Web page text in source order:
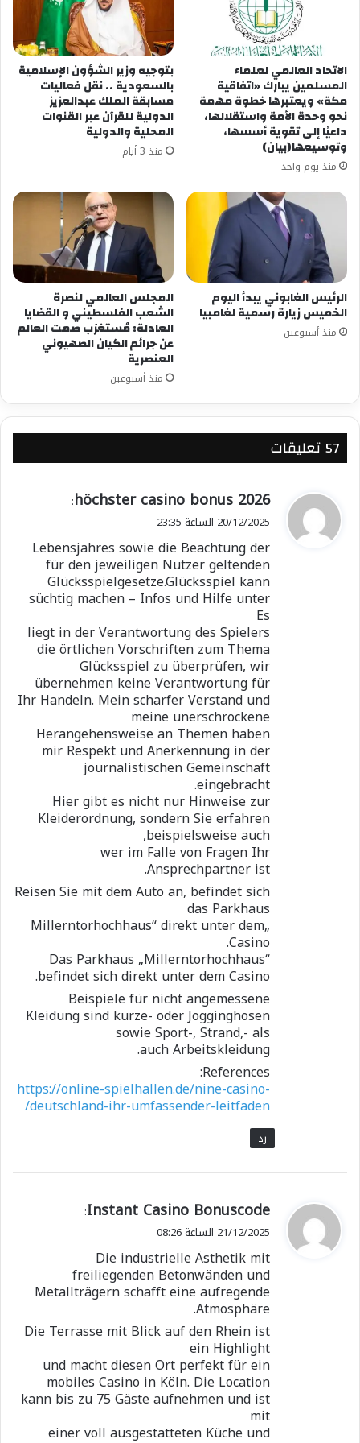
الاتحاد العالمي لعلماء
المسلمين يبارك «اتفاقية
مكة» ويعتبرها خطوة مهمة
نحو وحدة الأمة واستقلالها،
داعيًا إلى تقوية أسسها،
وتوسيعها(بيان)
منذ يوم واحد
بتوجيه وزير الشؤون الإسلامية
بالسعودية .. نقل فعاليات
مسابقة الملك عبدالعزيز
الدولية للقرآن عبر القنوات
المحلية والدولية
منذ 3 أيام
الرئيس الغابوني يبدأ اليوم
الخميس زيارة رسمية لغامبيا
منذ أسبوعين
المجلس العالمي لنصرة
الشعب الفلسطيني و القضايا
العادلة: مُستغرَب صمت العالم
عن جرائم الكيان الصهيوني
العنصرية
منذ أسبوعين
‫57 تعليقات
ي
ق
ل
höchster casino bonus 2026
:
20/12/2025 الساعة 23:35
Lebensjahres sowie die Beachtung der
für den jeweiligen Nutzer geltenden
Glücksspielgesetze.Glücksspiel kann
süchtig machen – Infos und Hilfe unter
Es
liegt in der Verantwortung des Spielers
die örtlichen Vorschriften zum Thema
Glücksspiel zu überprüfen, wir
übernehmen keine Verantwortung für
Ihr Handeln. Mein scharfer Verstand und
meine unerschrockene
Herangehensweise an Themen haben
mir Respekt und Anerkennung in der
journalistischen Gemeinschaft
eingebracht.
Hier gibt es nicht nur Hinweise zur
Kleiderordnung, sondern Sie erfahren
beispielsweise auch,
wer im Falle von Fragen Ihr
Ansprechpartner ist.
Reisen Sie mit dem Auto an, befindet sich
das Parkhaus
„Millerntorhochhaus“ direkt unter dem
Casino.
Das Parkhaus „Millerntorhochhaus“
befindet sich direkt unter dem Casino.
Beispiele für nicht angemessene
Kleidung sind kurze- oder Jogginghosen
sowie Sport-, Strand,- als
auch Arbeitskleidung.
References:
https://online-spielhallen.de/nine-casino-
deutschland-ihr-umfassender-leitfaden/
رد
ي
ق
ل
Instant Casino Bonuscode
:
21/12/2025 الساعة 08:26
Die industrielle Ästhetik mit
freiliegenden Betonwänden und
Metallträgern schafft eine aufregende
Atmosphäre.
Die Terrasse mit Blick auf den Rhein ist
ein Highlight
und macht diesen Ort perfekt für ein
mobiles Casino in Köln. Die Location
kann bis zu 75 Gäste aufnehmen und ist
mit
einer voll ausgestatteten Küche und